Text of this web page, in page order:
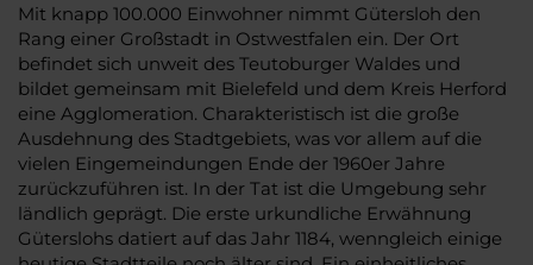
Mit knapp 100.000 Einwohner nimmt Gütersloh den
Rang einer Großstadt in Ostwestfalen ein. Der Ort
befindet sich unweit des Teutoburger Waldes und
bildet gemeinsam mit Bielefeld und dem Kreis Herford
eine Agglomeration. Charakteristisch ist die große
Ausdehnung des Stadtgebiets, was vor allem auf die
vielen Eingemeindungen Ende der 1960er Jahre
zurückzuführen ist. In der Tat ist die Umgebung sehr
ländlich geprägt. Die erste urkundliche Erwähnung
Güterslohs datiert auf das Jahr 1184, wenngleich einige